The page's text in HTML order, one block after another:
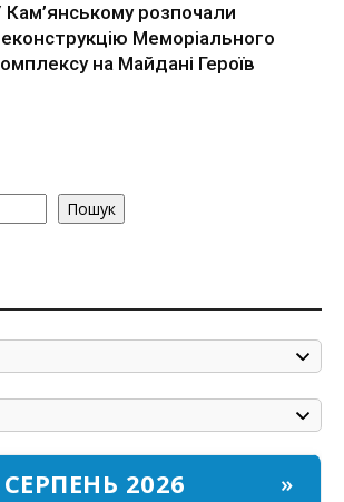
Кам’янському розпочали
Меморіального
на Майдані Героїв
Пошук
СЕРПЕНЬ 2026 »